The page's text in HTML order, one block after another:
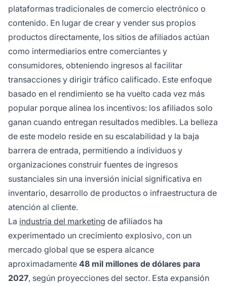
plataformas tradicionales de comercio electrónico o
contenido. En lugar de crear y vender sus propios
productos directamente, los sitios de afiliados actúan
como intermediarios entre comerciantes y
consumidores, obteniendo ingresos al facilitar
transacciones y dirigir tráfico calificado. Este enfoque
basado en el rendimiento se ha vuelto cada vez más
popular porque alinea los incentivos: los afiliados solo
ganan cuando entregan resultados medibles. La belleza
de este modelo reside en su escalabilidad y la baja
barrera de entrada, permitiendo a individuos y
organizaciones construir fuentes de ingresos
sustanciales sin una inversión inicial significativa en
inventario, desarrollo de productos o infraestructura de
atención al cliente.
La industria del marketing de afiliados ha
experimentado un crecimiento explosivo, con un
mercado global que se espera alcance
aproximadamente 48 mil millones de dólares para
2027, según proyecciones del sector. Esta expansión